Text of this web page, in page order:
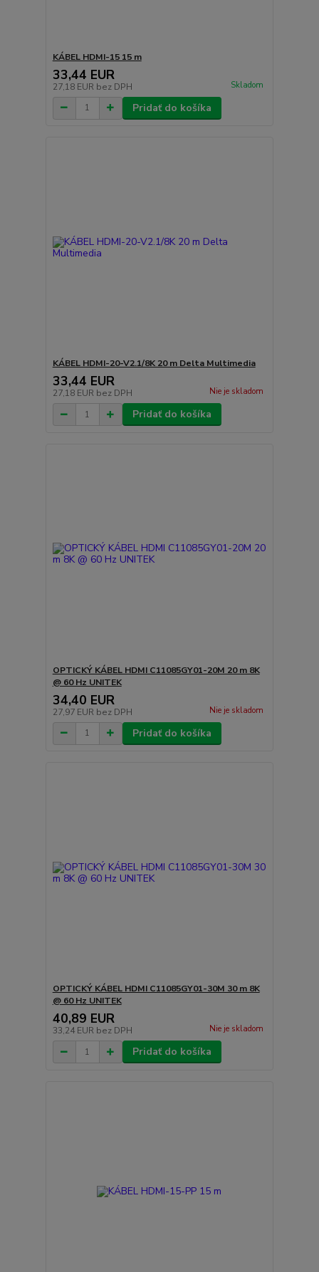
KÁBEL HDMI-15 15 m
33,44 EUR
27,18 EUR bez DPH Skladom
Pridať do košíka
KÁBEL HDMI-20-V2.1/8K 20 m Delta Multimedia
33,44 EUR
27,18 EUR bez DPH Nie je skladom
Pridať do košíka
OPTICKÝ KÁBEL HDMI C11085GY01-20M 20 m 8K
@ 60 Hz UNITEK
34,40 EUR
27,97 EUR bez DPH Nie je skladom
Pridať do košíka
OPTICKÝ KÁBEL HDMI C11085GY01-30M 30 m 8K
@ 60 Hz UNITEK
40,89 EUR
33,24 EUR bez DPH Nie je skladom
Pridať do košíka